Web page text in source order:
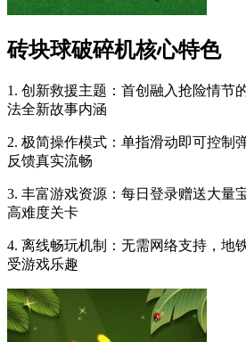
砖块球破碎机核心特色
1. 创新救援主题：首创融入抢险情节
法全新故事内涵
2. 极简操作模式：单指滑动即可控制
反馈真实流畅
3. 丰富游戏资源：每日登录赠送大量
高难度关卡
4. 离线畅玩机制：无需网络支持，地
受游戏乐趣